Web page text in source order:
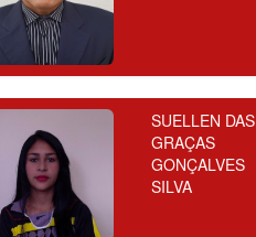
SUELLEN DAS
GRAÇAS
GONÇALVES
SILVA